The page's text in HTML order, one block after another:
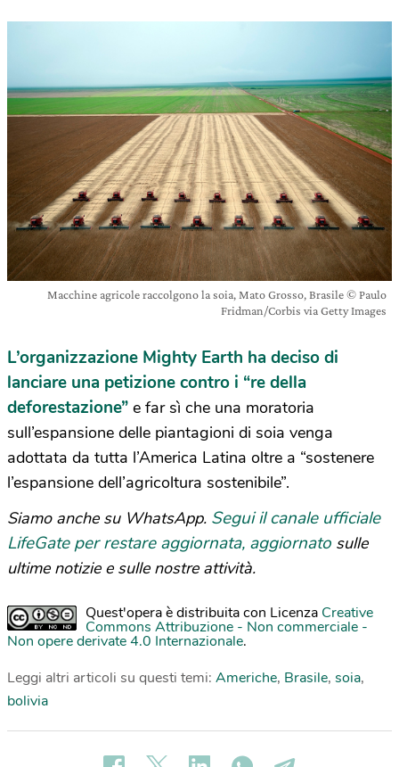
Macchine agricole raccolgono la soia, Mato Grosso, Brasile © Paulo
Fridman/Corbis via Getty Images
L’organizzazione Mighty Earth ha deciso di
lanciare una petizione contro i “re della
deforestazione” e far sì che una moratoria
sull’espansione delle piantagioni di soia venga
adottata da tutta l’America Latina oltre a “sostenere
l’espansione dell’agricoltura sostenibile”.
Siamo anche su WhatsApp. Segui il canale ufficiale
LifeGate per restare aggiornata, aggiornato sulle
ultime notizie e sulle nostre attività.
Quest'opera è distribuita con Licenza Creative
Commons Attribuzione - Non commerciale -
Non opere derivate 4.0 Internazionale.
Leggi altri articoli su questi temi: Americhe, Brasile, soia,
bolivia